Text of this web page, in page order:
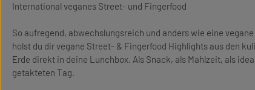
International veganes Street- und Fingerfood
So aufregend, abwechslungsreich und anders wie eine
holst du dir vegane Street- & Fingerfood Highlights aus den
Erde direkt in deine Lunchbox. Als Snack, als Mahlzeit, als
getakteten Tag.